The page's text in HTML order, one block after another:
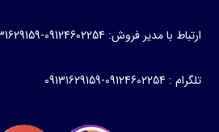
ارتباط با مدیر فروش: 09124602254-09131629159
تلگرام : 09124602254-09131629159